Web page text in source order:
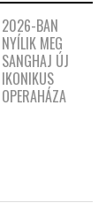
2026-BAN
NYÍLIK MEG
SANGHAJ ÚJ
IKONIKUS
OPERAHÁZA